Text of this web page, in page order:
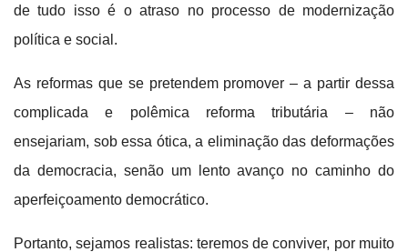
de tudo isso é o atraso no processo de modernização
política e social.
As reformas que se pretendem promover – a partir dessa
complicada e polêmica reforma tributária – não
ensejariam, sob essa ótica, a eliminação das deformações
da democracia, senão um lento avanço no caminho do
aperfeiçoamento democrático.
Portanto, sejamos realistas: teremos de conviver, por muito